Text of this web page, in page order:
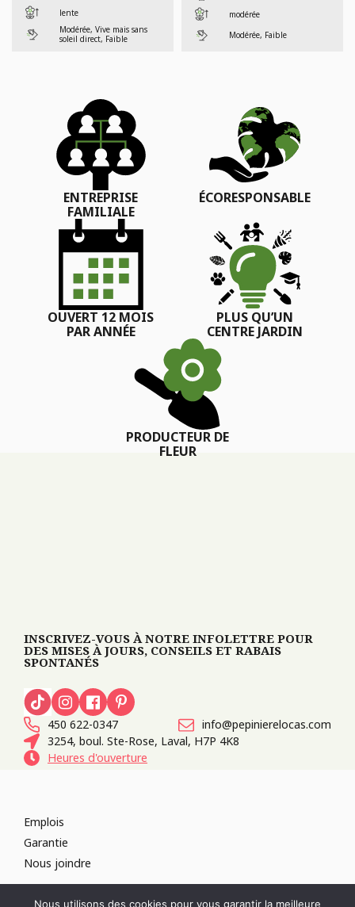
lente
Modérée, Vive mais sans
soleil direct, Faible
modérée
Modérée, Faible
ENTREPRISE
FAMILIALE
ÉCORESPONSABLE
OUVERT 12 MOIS
PAR ANNÉE
PLUS QU’UN
CENTRE JARDIN
PRODUCTEUR DE
FLEUR
INSCRIVEZ-VOUS À NOTRE INFOLETTRE POUR
DES MISES À JOURS, CONSEILS ET RABAIS
SPONTANÉS
450 622-0347
info@pepinierelocas.com
3254, boul. Ste-Rose, Laval, H7P 4K8
Heures d'ouverture
Emplois
Garantie
Nous joindre
Nous utilisons des cookies pour vous garantir la meilleure